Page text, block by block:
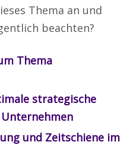
Thema an und
beachten?
Thema
strategische
und Zeitschiene im